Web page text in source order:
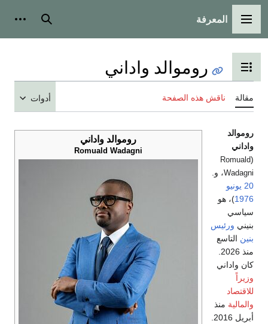
القائمة الرئيسية
المعرفة بحث
تبديل عرض جدول المحتويات
روموالد واداني
مقالة ناقش هذه الصفحة أدوات
روموالد واداني
Romuald Wadagni
روموالد
واداني
(
Romuald
Wadagni، و.
20 يونيو
1976)، هو
سياسي
بنيني ورئيس
بنين التاسع
كان واداني
وزيراً
للاقتصاد
والمالية منذ